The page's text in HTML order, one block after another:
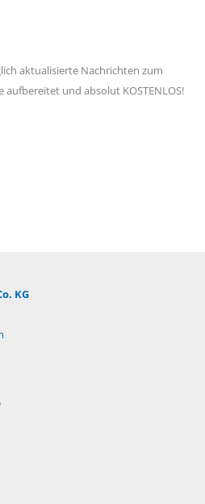
aktualisierte Nachrichten zum
aufbereitet und absolut KOSTENLOS!
KG